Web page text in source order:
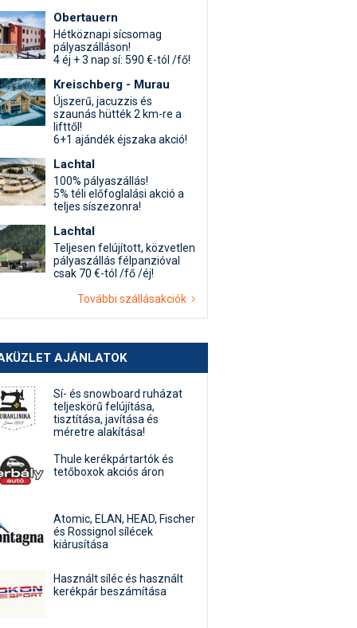
Obertauern
Hétköznapi sícsomag
pályaszálláson!
4 éj + 3 nap sí: 590 €-tól /fő!
Kreischberg - Murau
Újszerű, jacuzzis és
szaunás hütték 2 km-re a
lifttől!
6+1 ajándék éjszaka akció!
Lachtal
100% pályaszállás!
5% téli előfoglalási akció a
teljes síszezonra!
Lachtal
Teljesen felújított, közvetlen
pályaszállás félpanzióval
csak 70 €-tól /fő /éj!
További szállásakciók
AJÁNLATOK
Sí- és snowboard ruházat
teljeskörű felújítása,
tisztítása, javítása és
méretre alakítása!
Thule kerékpártartók és
tetőboxok akciós áron
Atomic, ELAN, HEAD, Fischer
és Rossignol sílécek
kiárusítása
Használt síléc és használt
kerékpár beszámítása